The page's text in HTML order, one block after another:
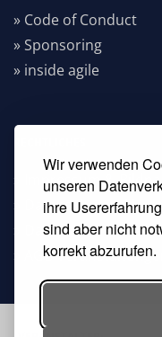
Wir verwenden
unseren
ihre
sind aber nicht
korrekt abzurufen.
» Code of Conduct
» Sponsoring
» inside agile
» Impressum &
»
»
» AGB